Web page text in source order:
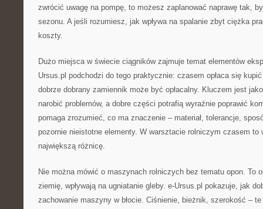
zwrócić uwagę na pompę, to możesz zaplanować naprawę tak,
sezonu. A jeśli rozumiesz, jak wpływa na spalanie zbyt ciężka
koszty.
Dużo miejsca w świecie ciągników zajmuje temat elementów
Ursus.pl podchodzi do tego praktycznie: czasem opłaca się
dobrze dobrany zamiennik może być opłacalny. Kluczem jest
narobić problemów, a dobre części potrafią wyraźnie poprawić
pomaga zrozumieć, co ma znaczenie – materiał, tolerancje,
pozornie nieistotne elementy. W warsztacie rolniczym czasem to
największą różnicę.
Nie można mówić o maszynach rolniczych bez tematu opon. To
ziemię, wpływają na ugniatanie gleby. e-Ursus.pl pokazuje, jak
zachowanie maszyny w błocie. Ciśnienie, bieżnik, szerokość –